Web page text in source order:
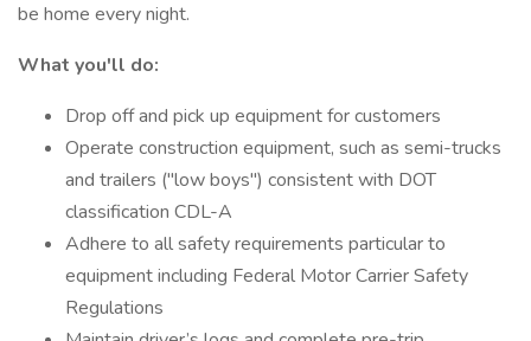
be home every night.
What you'll do:
Drop off and pick up equipment for customers
Operate construction equipment, such as semi-trucks
and trailers ("low boys") consistent with DOT
classification CDL-A
Adhere to all safety requirements particular to
equipment including Federal Motor Carrier Safety
Regulations